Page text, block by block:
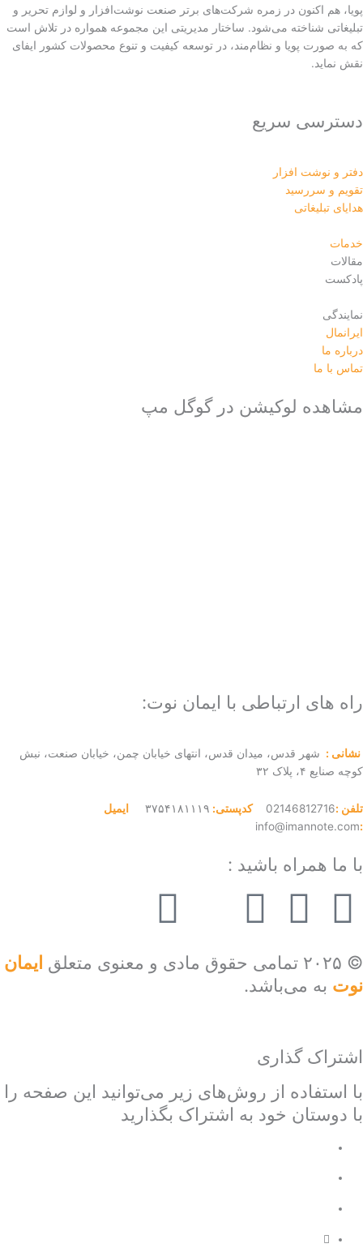
پویا، هم اکنون در زمره شرکت‌های برتر صنعت نوشت‌افزار و لوازم تحریر و
تبلیغاتی شناخته می‌شود. ساختار مدیریتی این مجموعه همواره در تلاش است
که به صورت پویا و نظام‌مند، در توسعه کیفیت و تنوع محصولات کشور ایفای
نقش نماید.
دسترسی سریع
دفتر و نوشت افزار
تقویم و سررسید
هدایای تبلیغاتی
خدمات
مقالات
پادکست
نمایندگی
ایرانمال
درباره ما
تماس با ما
مشاهده لوکیشن در گوگل مپ
راه های ارتباطی با ایمان نوت:
نشانی : شهر قدس، میدان قدس، انتهای خیابان چمن، خیابان صنعت، نبش
کوچه صنایع ۴، پلاک ۳۲
تلفن :02146812716 کدپستی: ۳۷۵۴۱۸۱۱۱۹
ایمیل
:
info@imannote.com
با ما همراه باشید :
I
n
s
a
g
r
a
m
W
h
a
s
a
T
e
l
r
a
p
a
P
n
r
© ۲۰۲۵ تمامی حقوق مادی و معنوی متعلق
ایمان
نوت به می‌باشد.
اشتراک‌ گذاری
با استفاده از روش‌های زیر می‌توانید این صفحه را
با دوستان خود به اشتراک بگذارید